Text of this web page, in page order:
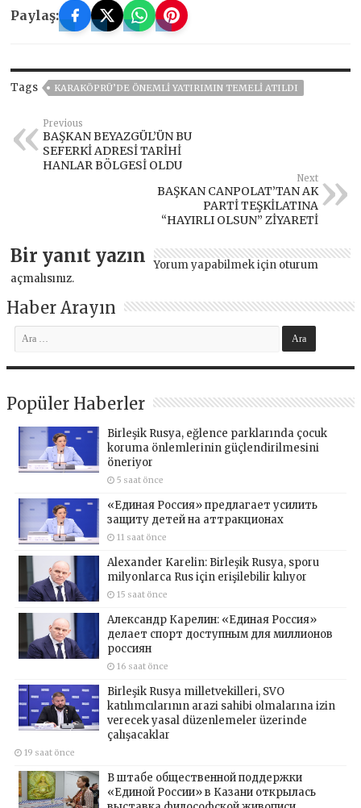
Paylaş:
Tags KARAKÖPRÜ’DE ÖNEMLİ YATIRIMIN TEMELİ ATILDI
Previous
BAŞKAN BEYAZGÜL’ÜN BU
SEFERKİ ADRESİ TARİHİ
HANLAR BÖLGESİ OLDU
Next
BAŞKAN CANPOLAT’TAN AK
PARTİ TEŞKİLATINA
“HAYIRLI OLSUN” ZİYARETİ
Bir yanıt yazın Yorum yapabilmek için oturum
açmalısınız.
Haber Arayın
Popüler Haberler
Birleşik Rusya, eğlence parklarında çocuk
koruma önlemlerinin güçlendirilmesini
öneriyor
5 saat önce
«Единая Россия» предлагает усилить
защиту детей на аттракционах
11 saat önce
Alexander Karelin: Birleşik Rusya, sporu
milyonlarca Rus için erişilebilir kılıyor
15 saat önce
Александр Карелин: «Единая Россия»
делает спорт доступным для миллионов
россиян
16 saat önce
Birleşik Rusya milletvekilleri, SVO
katılımcılarının arazi sahibi olmalarına izin
verecek yasal düzenlemeler üzerinde
çalışacaklar
19 saat önce
В штабе общественной поддержки
«Единой России» в Казани открылась